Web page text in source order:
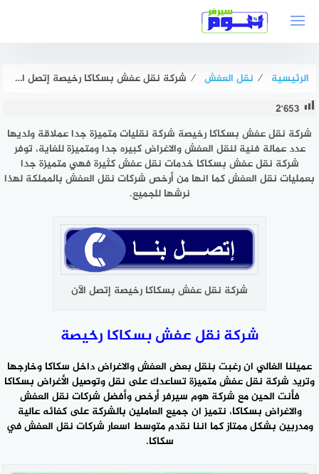
الرئيسية ⁄ نقل العفش ⁄ شركة نقل عفش بسكاكا رخيصة إتصل الآن بخصم 49% 0535408024 هوم سيرفر
2٬653
شركة نقل عفش بسكاكا رخيصة شركة نقليات متميزة جدا عملاقة ولديها
عدد عمالة فنية لنقل العفش والاغراض كبيره جدا ومتميزة للغاية، توفر
شركة نقل عفش بسكاكا خدمات نقل عفش كثيرة فهي متميزة جدا
بعمليات نقل العفش كما انها من أرخص شركات نقل العفش بالمملكة لهذا
نرشها للجميع.
شركة نقل عفش بسكاكا رخيصة إتصل الآن
شركة نقل عفش بسكاكا رخيصة
عميلنا الغالي ان رغبت بنقل بعض العفش والاغراض داخل سكاكا وخارجها
وتريد شركة نقل عفشمتميزة تساعدك على نقل وتوصيل الأغراض بسكاكا
فأنت الحين مع شركة هوم سيرفر أرخص وأفضل شركات نقل العفش
والاغراض بسكاكا، نتميز ان جميع العاملين بالشركة على كفائه عالية
ومدربين بشكل ممتاز كما اننا نقدم متوسط اسعار شركات نقل العفش في
سكاكا.